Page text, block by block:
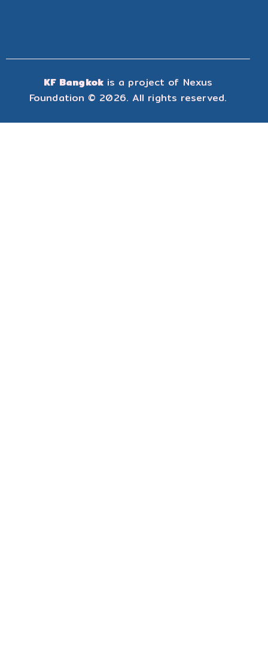
KF Bangkokis a project of Nexus
Foundation © 2026. All rights reserved.